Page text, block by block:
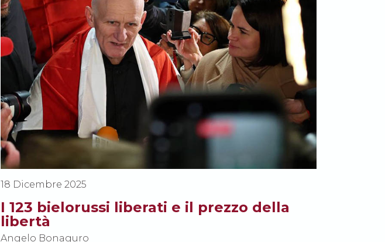
18 Dicembre 2025
I 123 bielorussi liberati e il prezzo della
libertà
Angelo Bonaguro